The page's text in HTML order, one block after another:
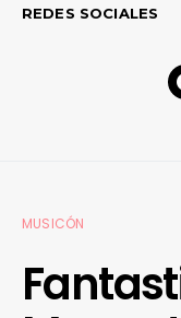
REDES SOCIALES
MUSICÓN